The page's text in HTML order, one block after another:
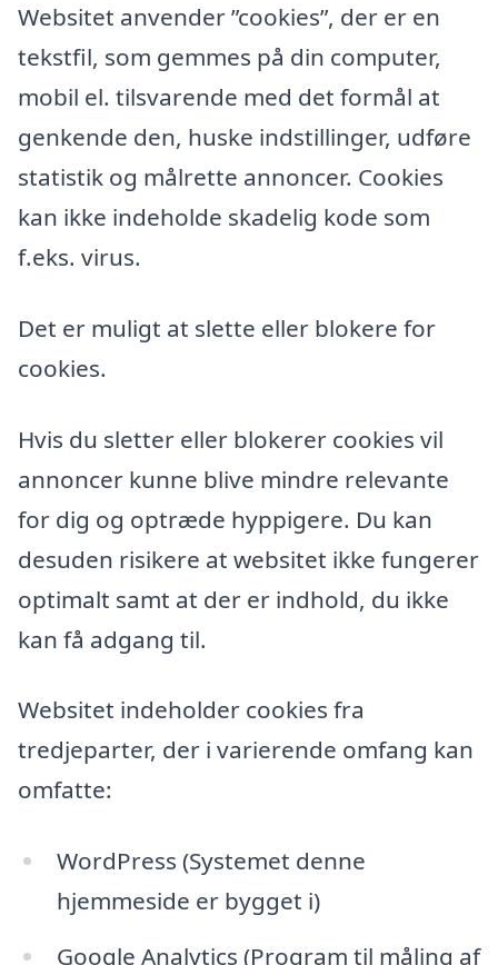
Websitet anvender ”cookies”, der er en
tekstfil, som gemmes på din computer,
mobil el. tilsvarende med det formål at
genkende den, huske indstillinger, udføre
statistik og målrette annoncer. Cookies
kan ikke indeholde skadelig kode som
f.eks. virus.
Det er muligt at slette eller blokere for
cookies.
Hvis du sletter eller blokerer cookies vil
annoncer kunne blive mindre relevante
for dig og optræde hyppigere. Du kan
desuden risikere at websitet ikke fungerer
optimalt samt at der er indhold, du ikke
kan få adgang til.
Websitet indeholder cookies fra
tredjeparter, der i varierende omfang kan
omfatte:
WordPress (Systemet denne
hjemmeside er bygget i)
Google Analytics (Program til måling af